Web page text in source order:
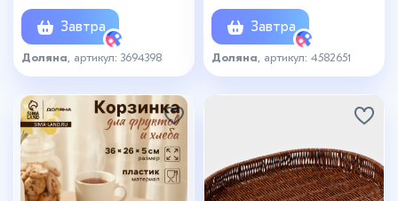
Завтра
Доляна , артикул: 3694398
молочнаяЗавтра
Доляна , артикул: 4582651